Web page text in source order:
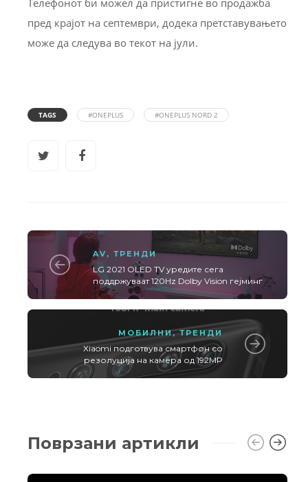
пред крајот на септември, додека претставувањето
може да следува во текот на јули.
TAGS #ONEPLUS #ONEPLUS NORD 2
AV , ТРЕНДИ
LG 2021 OLED TV уредите сега
поддржуваат 120Hz Dolby Vision гејминг
МОБИЛНИ,ТРЕНДИ
Xiaomi подготвува смартфон со
резолуција на камера од 192MP
Поврзани артикли